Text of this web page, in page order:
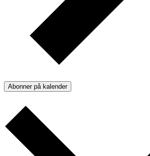
Abonner på kalender